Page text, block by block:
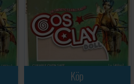
Köp